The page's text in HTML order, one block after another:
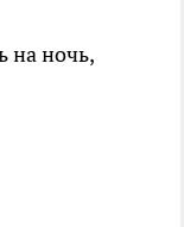
на ночь,